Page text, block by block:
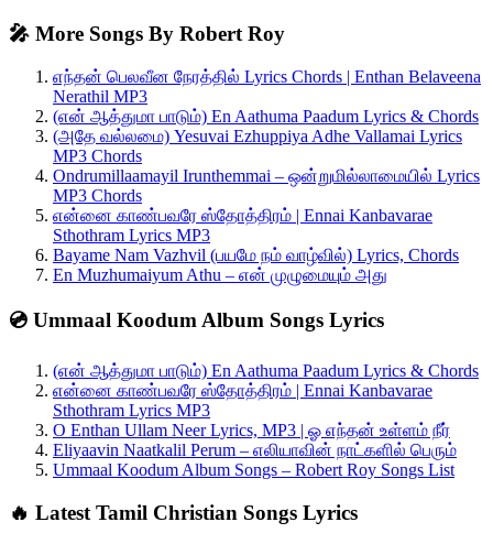
🎤 More Songs By Robert Roy
எந்தன் பெலவீன நேரத்தில் Lyrics Chords | Enthan Belaveena
Nerathil MP3
(என் ஆத்துமா பாடும்) En Aathuma Paadum Lyrics & Chords
(அதே வல்லமை) Yesuvai Ezhuppiya Adhe Vallamai Lyrics
MP3 Chords
Ondrumillaamayil Irunthemmai – ஒன்றுமில்லாமையில் Lyrics
MP3 Chords
என்னை காண்பவரே ஸ்தோத்திரம் | Ennai Kanbavarae
Sthothram Lyrics MP3
Bayame Nam Vazhvil (பயமே நம் வாழ்வில்) Lyrics, Chords
En Muzhumaiyum Athu – என் முழுமையும் அது
💿 Ummaal Koodum Album Songs Lyrics
(என் ஆத்துமா பாடும்) En Aathuma Paadum Lyrics & Chords
என்னை காண்பவரே ஸ்தோத்திரம் | Ennai Kanbavarae
Sthothram Lyrics MP3
O Enthan Ullam Neer Lyrics, MP3 | ஓ எந்தன் உள்ளம் நீர்
Eliyaavin Naatkalil Perum – எலியாவின் நாட்களில் பெரும்
Ummaal Koodum Album Songs – Robert Roy Songs List
🔥 Latest Tamil Christian Songs Lyrics